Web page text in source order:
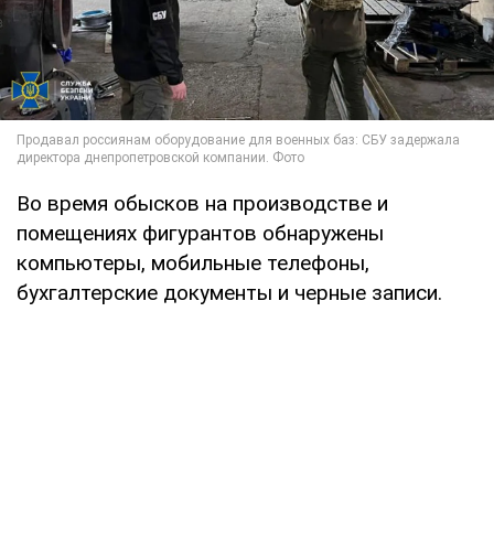
Во время обысков на производстве и
помещениях фигурантов обнаружены
компьютеры, мобильные телефоны,
бухгалтерские документы и черные записи.